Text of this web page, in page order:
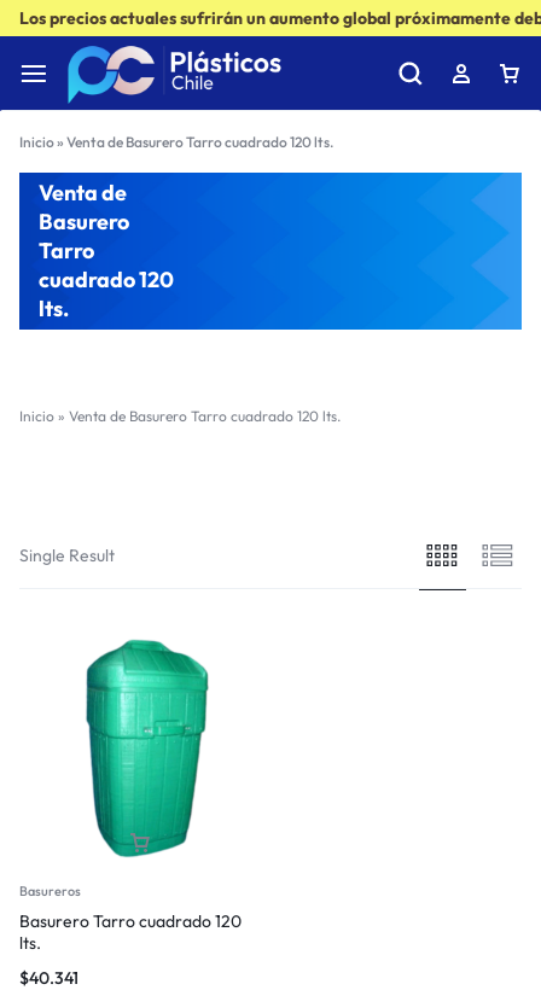
Los precios actuales sufrirán un aumento global próximamente
Inicio» Venta de Basurero Tarro cuadrado 120 lts.
Venta de
Basurero
Tarro
cuadrado 120
lts.
Inicio » Venta de Basurero Tarro cuadrado 120 lts.
Single Result
Basureros
Basurero Tarro cuadrado 120
lts.
$40.341